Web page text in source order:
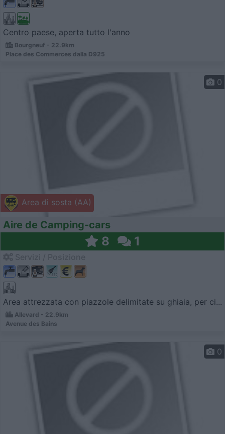
Centro paese, aperta tutto l'anno
Bourgneuf - 22.9km
Place des Commerces dalla D925
Area di sosta (AA)
0
Aire de Camping-cars
8 1
Area attrezzata con piazzole delimitate su ghiaia, per ci...
Allevard - 22.9km
Avenue des Bains
0